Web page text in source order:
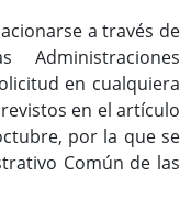
a través de
Administraciones
en cualquiera
en el artículo
por la que se
Común de las